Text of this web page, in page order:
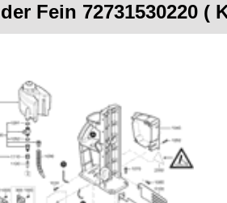
Fein 72731530220 (